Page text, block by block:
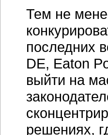
Тем не
последних
DE, Eaton
выйти на
решениях,